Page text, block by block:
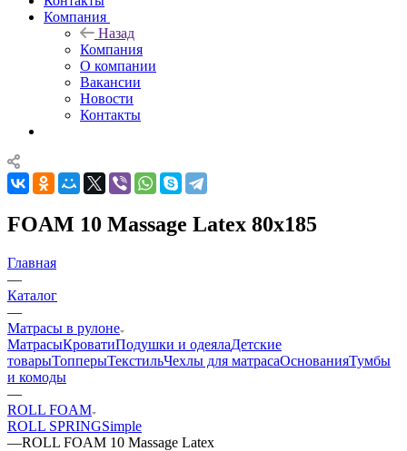
Компания
Назад
Компания
О компании
Вакансии
Новости
Контакты
FOAM 10 Massage Latex 80x185
Главная
—
Каталог
—
Матрасы в рулоне
МатрасыКроватиПодушки и одеялаДетские
товарыТопперыТекстильЧехлы для матрасаОснованияТумбы
и комоды
—
ROLL FOAM
ROLL SPRINGSimple
—ROLL FOAM 10 Massage Latex